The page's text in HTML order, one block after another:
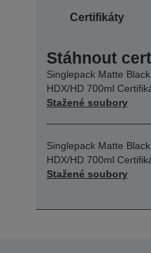
Certifikáty
Stáhnout
Singlepack Matte
HDX/HD 700ml
Stažené soubory
Singlepack Matte
HDX/HD 700ml
Stažené soubory